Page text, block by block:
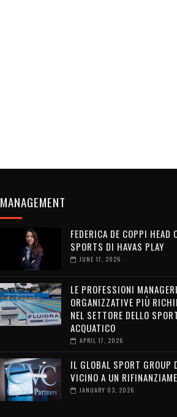
MANAGEMENT
FEDERICA DE COPPI HEAD
SPORTS DI HAVAS PLAY
JUNE 17, 2026
LE PROFESSIONI
ORGANIZZATIVE PIÙ
NEL SETTORE DELLO
ACQUATICO
APRIL 17, 2026
IL GLOBAL SPORT GROUP
VICINO A UN
JANUARY 03, 2026